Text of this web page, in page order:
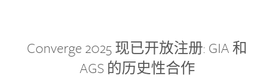
Converge 2025 现已开放注册: GIA 和
AGS 的历史性合作